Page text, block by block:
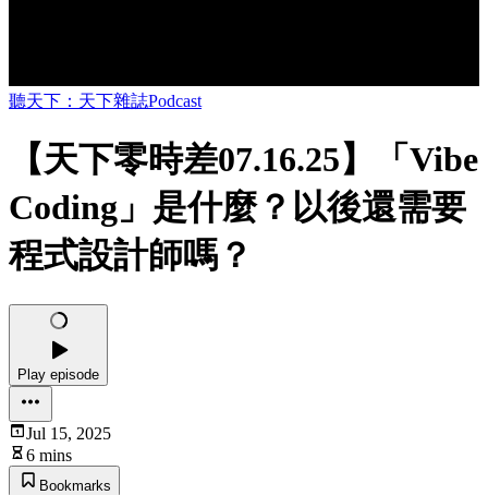
聽天下：天下雜誌Podcast
【天下零時差07.16.25】「Vibe
Coding」是什麼？以後還需要
程式設計師嗎？
Play episode
Jul 15, 2025
6 mins
Bookmarks